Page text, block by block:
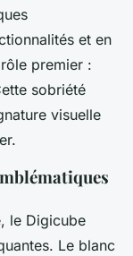
et en
premier :
sobriété
visuelle
le Digicube
Le blanc